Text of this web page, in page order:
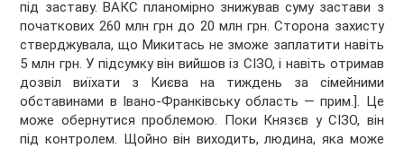
під заставу. ВАКС планомірно знижував суму застави з
початкових 260 млн грн до 20 млн грн. Сторона захисту
стверджувала, що Микитась не зможе заплатити навіть
5 млн грн. У підсумку він вийшов із СІЗО, і навіть отримав
дозвіл виїхати з Києва на тиждень за сімейними
обставинами в Івано-Франківську область — прим.]. Це
може обернутися проблемою. Поки Князєв у СІЗО, він
під контролем. Щойно він виходить, людина, яка може